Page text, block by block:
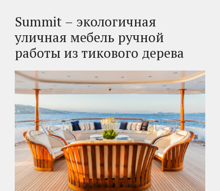
Summit – экологичная
уличная мебель ручной
работы из тикового дерева